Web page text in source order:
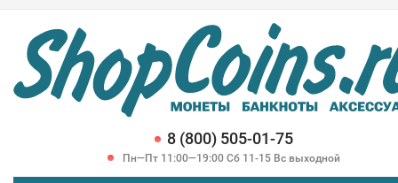
8 (800) 505-01-75
Пн—Пт 11:00—19:00 Сб 11-15 Вс выходной